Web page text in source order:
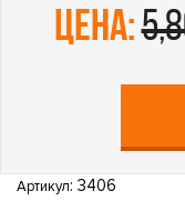
цена:
Артикул: 3406